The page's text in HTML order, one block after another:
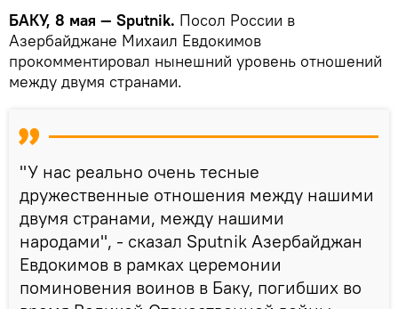
БАКУ, 8 мая — Sputnik. Посол России в
Азербайджане Михаил Евдокимов
прокомментировал нынешний уровень отношений
между двумя странами.
"У нас реально очень тесные
дружественные отношения между нашими
двумя странами, между нашими
народами", - сказал Sputnik Азербайджан
Евдокимов в рамках церемонии
поминовения воинов в Баку, погибших во